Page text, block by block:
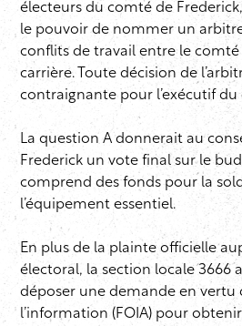
électeurs du comté de
le pouvoir de nommer un
conflits de travail entre le
carrière. Toute décision de
contraignante pour l’exécutif du
La question A donnerait au
Frederick un vote final sur le
comprend des fonds pour la
l’équipement essentiel.
En plus de la plainte officielle
électoral, la section locale 3666
déposer une demande en vertu
l’information (FOIA) pour